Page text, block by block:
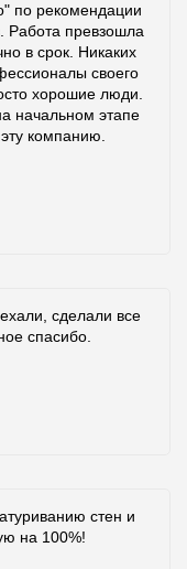
по рекомендации
Работа превзошла
в срок. Никаких
своего
хорошие люди.
начальном этапе
компанию.
сделали все
спасибо.
стен и
на 100%!